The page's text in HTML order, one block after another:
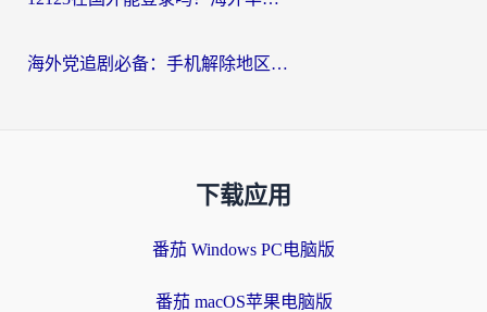
海外党追剧必备：手机解除地区限制app怎么选？解决央视视频&国内剧地区限制全指南
下载应用
番茄 Windows PC电脑版
番茄 macOS苹果电脑版